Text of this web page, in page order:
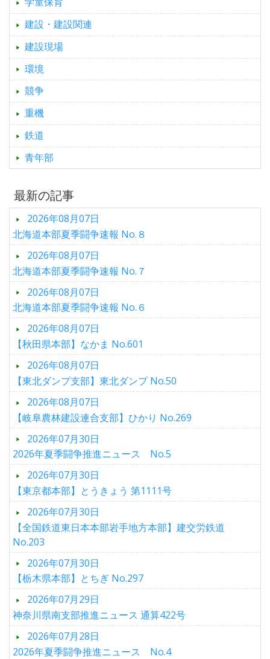
建設・建設関連
建設現場
環境
競争
重機
鉄道
青年部
最新の記事
2026年08月07日
北海道本部夏季闘争速報 No.８
2026年08月07日
北海道本部夏季闘争速報 No.７
2026年08月07日
北海道本部夏季闘争速報 No.６
2026年08月07日
【秋田県本部】なかま No.601
2026年08月07日
【東北ダンプ支部】東北ダンプ No.50
2026年08月07日
【岐阜農林建設連合支部】ひかり No.269
2026年07月30日
2026年夏季闘争推進ニュース No.5
2026年07月30日
【東京都本部】とうきょう 第1111号
2026年07月30日
【全国鉄道東日本本部岩手地方本部】建交労鉄道
No.203
2026年07月30日
【栃木県本部】とちぎ No.297
2026年07月29日
神奈川県南支部推進ニュース 通算422号
2026年07月28日
2026年夏季闘争推進ニュース No.4